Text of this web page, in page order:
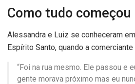
Como tudo começou
Alessandra e Luiz se conheceram
Espírito Santo, quando a comerciante
“Foi na rua mesmo. Ele passou e
gente morava próximo mas eu